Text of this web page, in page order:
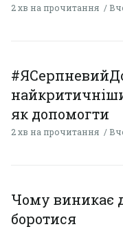
2 хв на прочитання
як допомогти
2 хв на прочитання
Чому виникає
боротися